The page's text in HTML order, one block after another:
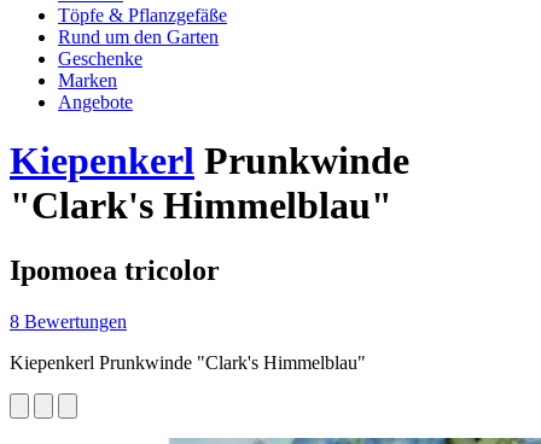
Töpfe & Pflanzgefäße
Rund um den Garten
Geschenke
Marken
Angebote
Kiepenkerl Prunkwinde
"Clark's Himmelblau"
Ipomoea tricolor
8 Bewertungen
Kiepenkerl Prunkwinde "Clark's Himmelblau"